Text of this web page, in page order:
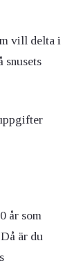
vill delta i
snusets
år som
är du